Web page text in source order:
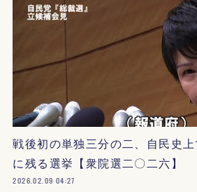
戦後初の単独三分の二、自民史
に残る選挙【衆院選二〇二六】
2026.02.09 04:27